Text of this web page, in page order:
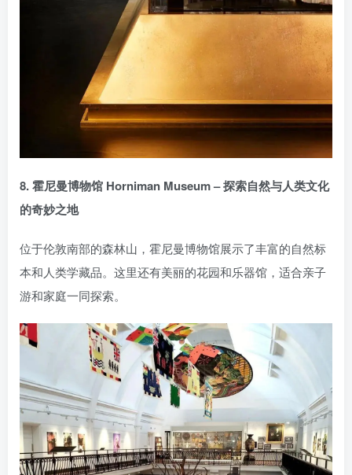
8. 霍尼曼博物馆 Horniman Museum – 探索自然与人类文化
的奇妙之地
位于伦敦南部的森林山，霍尼曼博物馆展示了丰富的自然标
本和人类学藏品。这里还有美丽的花园和乐器馆，适合亲子
游和家庭一同探索。